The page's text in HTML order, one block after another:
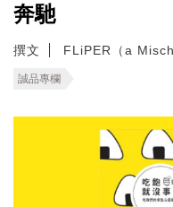
奔馳
撰文 FLiPER（a
誠品專欄